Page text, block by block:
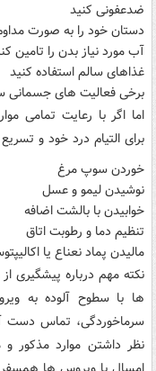
ضدعفونی کنید
دستان خود را به صورت
آب مورد نیاز بدن را تامین
غذاهای سالم استفاده کنید
برخی فعالیت های جسمانی
اما اگر با رعایت تمامی
برای التیام درد خود و
خوردن سوپ مرغ
نوشیدن لیمو و عسل
خوابیدن با بالشت اضافه
تنظیم دما و رطوبت اتاق
مالیدن پماد نعناع یا
نکته مهم درباره
ها با سطوح آلوده به
سرماخوردگی، تماس دست
نظر داشتن موارد مذکور